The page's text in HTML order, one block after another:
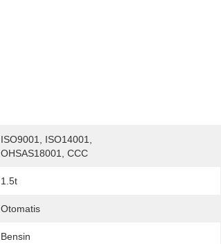
ISO9001, ISO14001,
OHSAS18001, CCC
1.5t
Otomatis
Bensin